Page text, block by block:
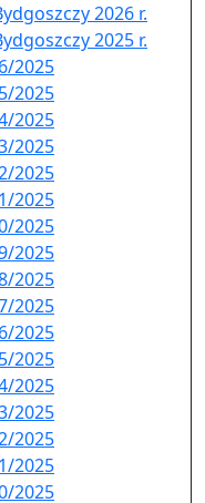
2026 r.
2025 r.
2025
2025
2025
2025
2025
2025
2025
2025
2025
2025
2025
2025
2025
2025
2025
2025
2025